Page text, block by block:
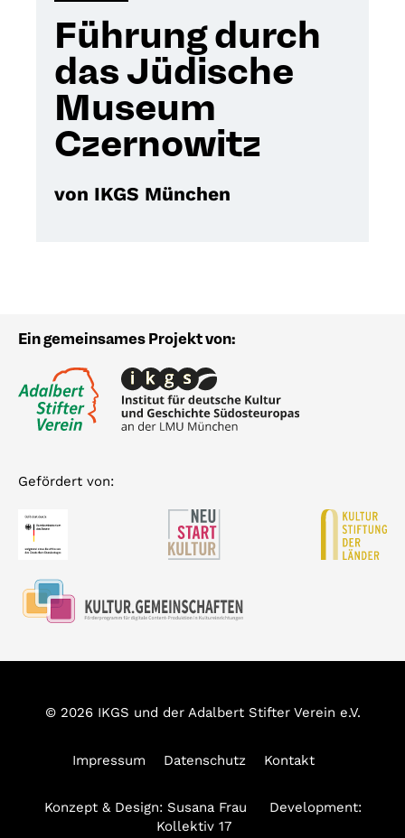
Führung durch
das Jüdische
Museum
Czernowitz
von IKGS München
Ein gemeinsames Projekt von:
Gefördert von:
© 2026 IKGS und der Adalbert Stifter Verein e.V.
Impressum Datenschutz Kontakt
Konzept & Design: Susana Frau
Development:
Kollektiv 17